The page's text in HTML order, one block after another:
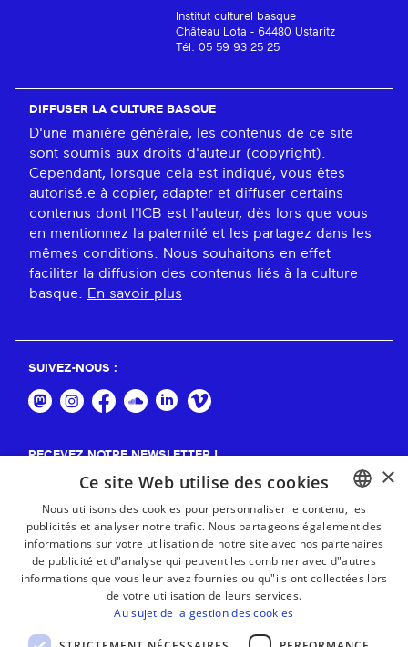
Institut culturel basque
Château Lota - 64480 Ustaritz
Tél. 05 59 93 25 25
DIFFUSER LA CULTURE BASQUE
D'une manière générale, les contenus de ce site
sont soumis aux droits d'auteur (copyright).
Cependant, lorsque cela est indiqué, vous êtes
autorisé.e à copier, adapter et diffuser certains
contenus dont l'ICB est l'auteur, dès lors que vous
en mentionnez la paternité et les partagez dans les
mêmes conditions. Nous souhaitons en effet
faciliter la diffusion des contenus liés à la culture
basque.
En savoir plus
SUIVEZ-NOUS :
RECEVEZ NOTRE NEWSLETTER !
BASQUE
FRENCH
×
Ce site Web utilise des cookies
Nous utilisons des cookies pour personnaliser le contenu, les
publicités et analyser notre trafic. Nous partageons également des
informations sur votre utilisation de notre site avec nos partenaires
de publicité et d"analyse qui peuvent les combiner avec d"autres
informations que vous leur avez fournies ou qu"ils ont collectées lors
de votre utilisation de leurs services.
Au sujet de la gestion des cookies